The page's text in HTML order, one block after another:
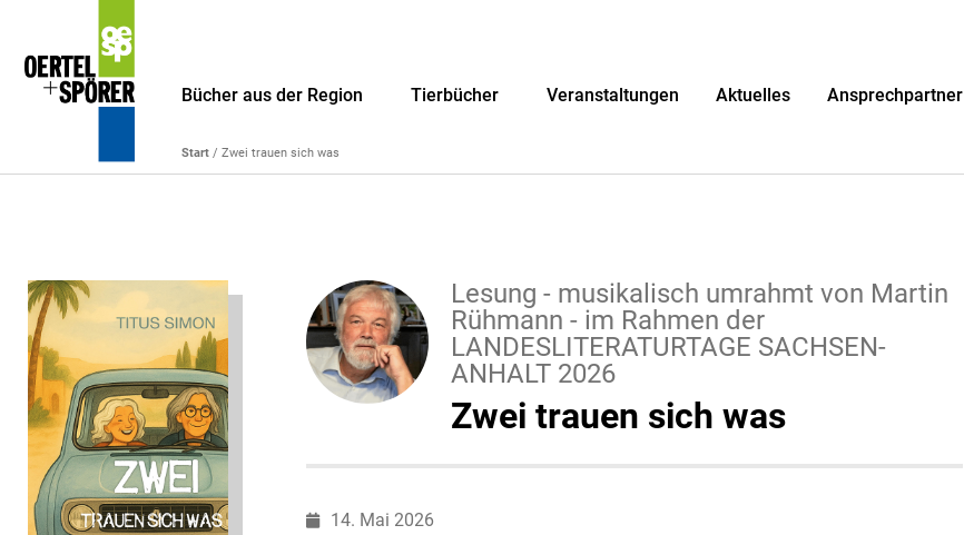
Bücher aus der Region Tierbücher Veranstaltungen Aktuelles Ansprechpartner
Start / Zwei trauen sich was
Lesung - musikalisch umrahmt von Martin
Rühmann - im Rahmen der
LANDESLITERATURTAGE SACHSEN-
ANHALT 2026
Zwei trauen sich was
14. Mai 2026